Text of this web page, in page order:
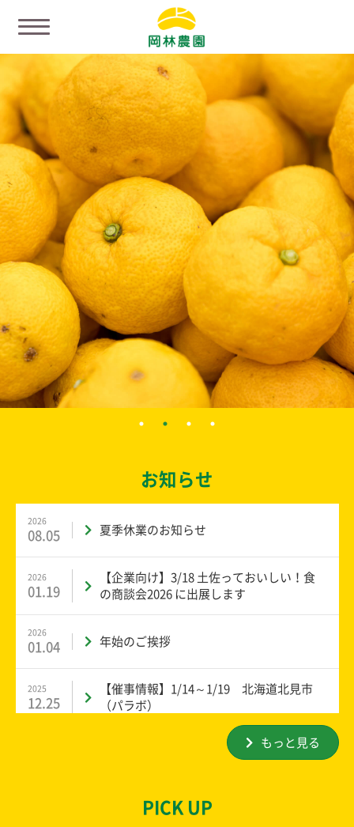
お知らせ
2026
08.05 夏季休業のお知らせ
2026
01.19
【企業向け】3/18 土佐っておいしい！食
の商談会2026 に出展します
2026
01.04 年始のご挨拶
2025
12.25
【催事情報】1/14～1/19 北海道北見市
（パラボ）
年末年始休業のお知らせ
【企業向け】11/26,27,28 第13回ファベッ
クス関西2025 に出展します
もっと見る
PICK UP